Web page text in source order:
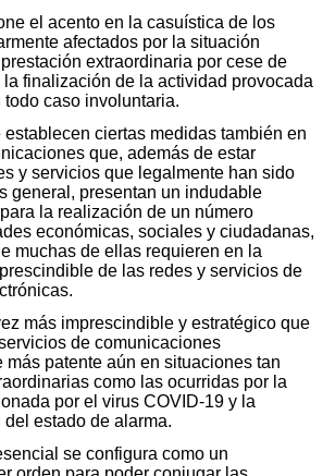
el acento en la casuística de los
afectados por la situación
extraordinaria por cese de
finalización de la actividad provocada
caso involuntaria.
establecen ciertas medidas también en
que, además de estar
y servicios que legalmente han sido
general, presentan un indudable
la realización de un número
económicas, sociales y ciudadanas,
muchas de ellas requieren en la
de las redes y servicios de
más imprescindible y estratégico que
de comunicaciones
más patente aún en situaciones tan
como las ocurridas por la
por el virus COVID-19 y la
estado de alarma.
se configura como un